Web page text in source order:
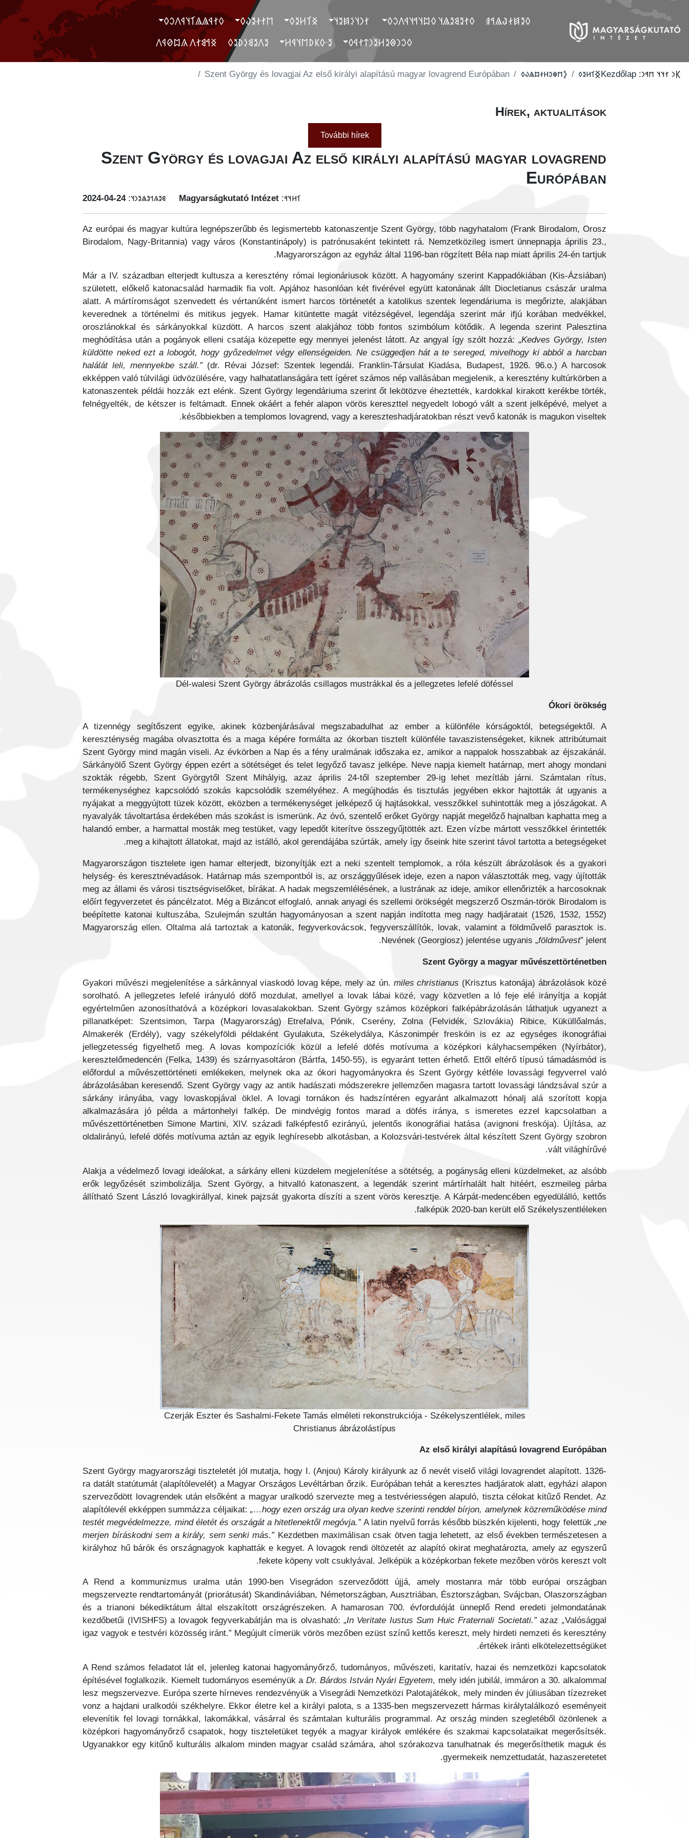
𐲓𐲉𐲯𐲇𐲟𐲖𐲀𐲠
‮ 𐲓𐲐𐲉𐲘𐲉𐲖𐲦 𐲓𐲪𐲦𐲀𐲦𐲁𐲤𐲛𐲓
‮ 𐲐𐲙𐲦𐲋𐲯𐲉𐲦
‮𐲏𐲑𐲢𐲉𐲓
‮𐲮𐲐𐲇𐲉𐲜𐲓
‮𐲓𐲐𐲁𐲖𐲖𐲑𐲦𐲁𐲤𐲛𐲓
‮𐲓𐲛𐲙𐲌𐲉𐲢𐲉𐲙𐲄𐲐𐲁𐲓
‮𐲉-𐲓𐲞𐲚𐲮𐲦𐲁𐲢
‮𐲉𐲤𐲉𐲘𐲋𐲚𐲉𐲓
‮ ‮𐲏𐲀𐲘𐲐𐲤 𐲍𐲪𐲗𐲁𐲤
𐲞𐳙 𐳐𐳦𐳦 𐳮𐳀𐳙:
Kezdőlap
‮𐲏𐳑𐳢𐳉𐳓
‮𐲋𐳮𐳌𐳛𐳢𐳇𐳪𐳖𐳜𐳓
Szent György és lovagjai Az első királyi alapítású magyar lovagrend Európában
Hírek, aktualitások
További hírek
Szent György és lovagjai Az első királyi alapítású magyar lovagrend
Európában
𐳑𐳢𐳦𐳀:
Magyarságkutató Intézet
𐳘𐳉𐳍𐳒𐳉𐳖𐳉𐳙𐳦:
‭2024-04-24
Az európai és magyar kultúra legnépszerűbb és legismertebb katonaszentje Szent György, több nagyhatalom (Frank Birodalom, Orosz
Birodalom, Nagy-Britannia) vagy város (Konstantinápoly) is patrónusaként tekintett rá. Nemzetközileg ismert ünnepnapja április 23.,
Magyarországon az egyház által 1196-ban rögzített Béla nap miatt április 24-én tartjuk.
Már a IV. században elterjedt kultusza a keresztény római legionáriusok között. A hagyomány szerint Kappadókiában (Kis-Ázsiában)
született, előkelő katonacsalád harmadik fia volt. Apjához hasonlóan két fivérével együtt katonának állt Diocletianus császár uralma
alatt. A mártíromságot szenvedett és vértanúként ismert harcos történetét a katolikus szentek legendáriuma is megőrizte, alakjában
keverednek a történelmi és mitikus jegyek. Hamar kitüntette magát vitézségével, legendája szerint már ifjú korában medvékkel,
oroszlánokkal és sárkányokkal küzdött. A harcos szent alakjához több fontos szimbólum kötődik. A legenda szerint Palesztina
meghódítása után a pogányok elleni csatája közepette egy mennyei jelenést látott. Az angyal így szólt hozzá: „Kedves György, Isten
küldötte neked ezt a lobogót, hogy győzedelmet végy ellenségeiden. Ne csüggedjen hát a te sereged, mivelhogy ki abból a harcban
halálát leli, mennyekbe száll.” (dr. Révai József: Szentek legendái. Franklin-Társulat Kiadása, Budapest, 1926. 96.o.) A harcosok
ekképpen való túlvilági üdvözülésére, vagy halhatatlanságára tett ígéret számos nép vallásában megjelenik, a keresztény kultúrkörben a
katonaszentek példái hozzák ezt elénk. Szent György legendáriuma szerint őt lekötözve éheztették, kardokkal kirakott kerékbe törték,
felnégyelték, de kétszer is feltámadt. Ennek okáért a fehér alapon vörös kereszttel negyedelt lobogó vált a szent jelképévé, melyet a
későbbiekben a templomos lovagrend, vagy a kereszteshadjáratokban részt vevő katonák is magukon viseltek.
Dél-walesi Szent György ábrázolás csillagos mustrákkal és a jellegzetes lefelé döféssel
Ókori örökség
A tizennégy segítőszent egyike, akinek közbenjárásával megszabadulhat az ember a különféle kórságoktól, betegségektől. A
kereszténység magába olvasztotta és a maga képére formálta az ókorban tisztelt különféle tavaszistenségeket, kiknek attribútumait
Szent György mind magán viseli. Az évkörben a Nap és a fény uralmának időszaka ez, amikor a nappalok hosszabbak az éjszakánál.
Sárkányölő Szent György éppen ezért a sötétséget és telet legyőző tavasz jelképe. Neve napja kiemelt határnap, mert ahogy mondani
szokták régebb, Szent Györgytől Szent Mihályig, azaz április 24-től szeptember 29-ig lehet mezítláb járni. Számtalan rítus,
termékenységhez kapcsolódó szokás kapcsolódik személyéhez. A megújhodás és tisztulás jegyében ekkor hajtották át ugyanis a
nyájakat a meggyújtott tüzek között, eközben a termékenységet jelképező új hajtásokkal, vesszőkkel suhintották meg a jószágokat. A
nyavalyák távoltartása érdekében más szokást is ismerünk. Az óvó, szentelő erőket György napját megelőző hajnalban kaphatta meg a
halandó ember, a harmattal mosták meg testüket, vagy lepedőt kiterítve összegyűjtötték azt. Ezen vízbe mártott vesszőkkel érintették
meg a kihajtott állatokat, majd az istálló, akol gerendájába szúrták, amely így őseink hite szerint távol tartotta a betegségeket.
Magyarországon tisztelete igen hamar elterjedt, bizonyítják ezt a neki szentelt templomok, a róla készült ábrázolások és a gyakori
helység- és keresztnévadások. Határnap más szempontból is, az országgyűlések ideje, ezen a napon választották meg, vagy újították
meg az állami és városi tisztségviselőket, bírákat. A hadak megszemlélésének, a lustrának az ideje, amikor ellenőrizték a harcosoknak
előírt fegyverzetet és páncélzatot. Még a Bizáncot elfoglaló, annak anyagi és szellemi örökségét megszerző Oszmán-török Birodalom is
beépítette katonai kultuszába, Szulejmán szultán hagyományosan a szent napján indította meg nagy hadjáratait (1526, 1532, 1552)
Magyarország ellen. Oltalma alá tartoztak a katonák, fegyverkovácsok, fegyverszállítók, lovak, valamint a földművelő parasztok is.
Nevének (Georgiosz) jelentése ugyanis „földművest” jelent.
Szent György a magyar művészettörténetben
Gyakori művészi megjelenítése a sárkánnyal viaskodó lovag képe, mely az ún. miles christianus (Krisztus katonája) ábrázolások közé
sorolható. A jellegzetes lefelé irányuló döfő mozdulat, amellyel a lovak lábai közé, vagy közvetlen a ló feje elé irányítja a kopját
egyértelműen azonosíthatóvá a középkori lovasalakokban. Szent György számos középkori falképábrázolásán láthatjuk ugyanezt a
pillanatképet: Szentsimon, Tarpa (Magyarország) Etrefalva, Pónik, Cserény, Zolna (Felvidék, Szlovákia) Ribice, Küküllőalmás,
Almakerék (Erdély), vagy székelyföldi példaként Gyulakuta, Székelydálya, Kászonimpér freskóin is ez az egységes ikonográfiai
jellegzetesség figyelhető meg. A lovas kompozíciók közül a lefelé döfés motívuma a középkori kályhacsempéken (Nyírbátor),
keresztelőmedencén (Felka, 1439) és szárnyasoltáron (Bártfa, 1450-55), is egyaránt tetten érhető. Ettől eltérő típusú támadásmód is
előfordul a művészettörténeti emlékeken, melynek oka az ókori hagyományokra és Szent György kétféle lovassági fegyverrel való
ábrázolásában keresendő. Szent György vagy az antik hadászati módszerekre jellemzően magasra tartott lovassági lándzsával szúr a
sárkány irányába, vagy lovaskopjával öklel. A lovagi tornákon és hadszíntéren egyaránt alkalmazott hónalj alá szorított kopja
alkalmazására jó példa a mártonhelyi falkép. De mindvégig fontos marad a döfés iránya, s ismeretes ezzel kapcsolatban a
művészettörténetben Simone Martini, XIV. századi falképfestő ezirányú, jelentős ikonográfiai hatása (avignoni freskója). Újítása, az
oldalirányú, lefelé döfés motívuma aztán az egyik leghíresebb alkotásban, a Kolozsvári-testvérek által készített Szent György szobron
vált világhírűvé.
Alakja a védelmező lovagi ideálokat, a sárkány elleni küzdelem megjelenítése a sötétség, a pogányság elleni küzdelmeket, az alsóbb
erők legyőzését szimbolizálja. Szent György, a hitvalló katonaszent, a legendák szerint mártírhalált halt hitéért, eszmeileg párba
állítható Szent László lovagkirállyal, kinek pajzsát gyakorta díszíti a szent vörös keresztje. A Kárpát-medencében egyedülálló, kettős
falképük 2020-ban került elő Székelyszentléleken.
Czerják Eszter és Sashalmi-Fekete Tamás elméleti rekonstrukciója - Székelyszentlélek, miles
Christianus ábrázolástípus
Az első királyi alapítású lovagrend Európában
Szent György magyarországi tiszteletét jól mutatja, hogy I. (Anjou) Károly királyunk az ő nevét viselő világi lovagrendet alapított. 1326-
ra datált statútumát (alapítólevelét) a Magyar Országos Levéltárban őrzik. Európában tehát a keresztes hadjáratok alatt, egyházi alapon
szerveződött lovagrendek után elsőként a magyar uralkodó szervezte meg a testvériességen alapuló, tiszta célokat kitűző Rendet. Az
alapítólevél ekképpen summázza céljaikat: „…hogy ezen ország ura olyan kedve szerinti renddel bírjon, amelynek közreműködése mind
testét megvédelmezze, mind életét és országát a hitetlenektől megóvja.”A latin nyelvű forrás később büszkén kijelenti, hogy felettük „ne
merjen bíráskodni sem a király, sem senki más.”Kezdetben maximálisan csak ötven tagja lehetett, az első években természetesen a
királyhoz hű bárók és országnagyok kaphatták e kegyet. A lovagok rendi öltözetét az alapító okirat meghatározta, amely az egyszerű
fekete köpeny volt csuklyával. Jelképük a középkorban fekete mezőben vörös kereszt volt.
A Rend a kommunizmus uralma után 1990-ben Visegrádon szerveződött újjá, amely mostanra már több európai országban
megszervezte rendtartományát (priorátusát) Skandináviában, Németországban, Ausztriában, Észtországban, Svájcban, Olaszországban
és a trianoni békediktátum által elszakított országrészeken. A hamarosan 700. évfordulóját ünneplő Rend eredeti jelmondatának
kezdőbetűi (IVISHFS) a lovagok fegyverkabátján ma is olvasható: „In Veritate Iustus Sum Huic Fraternali Societati.”azaz „Valósággal
igaz vagyok e testvéri közösség iránt.” Megújult címerük vörös mezőben ezüst színű kettős kereszt, mely hirdeti nemzeti és keresztény
értékek iránti elkötelezettségüket.
A Rend számos feladatot lát el, jelenleg katonai hagyományőrző, tudományos, művészeti, karitatív, hazai és nemzetközi kapcsolatok
építésével foglalkozik. Kiemelt tudományos eseményük a Dr. Bárdos István Nyári Egyetem, mely idén jubilál, immáron a 30. alkalommal
lesz megszervezve. Európa szerte hírneves rendezvényük a Visegrádi Nemzetközi Palotajátékok, mely minden év júliusában tízezreket
vonz a hajdani uralkodói székhelyre. Ekkor életre kel a királyi palota, s a 1335-ben megszervezett hármas királytalálkozó eseményeit
elevenítik fel lovagi tornákkal, lakomákkal, vásárral és számtalan kulturális programmal. Az ország minden szegletéből özönlenek a
középkori hagyományőrző csapatok, hogy tiszteletüket tegyék a magyar királyok emlékére és szakmai kapcsolataikat megerősítsék.
Ugyanakkor egy kitűnő kulturális alkalom minden magyar család számára, ahol szórakozva tanulhatnak és megerősíthetik maguk és
gyermekeik nemzettudatát, hazaszeretetet.